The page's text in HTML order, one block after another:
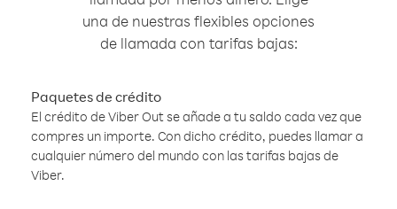
una de nuestras flexibles opciones
de llamada con tarifas bajas:
Paquetes de crédito
El crédito de Viber Out se añade a tu saldo cada vez que
compres un importe. Con dicho crédito, puedes llamar a
cualquier número del mundo con las tarifas bajas de
Viber.